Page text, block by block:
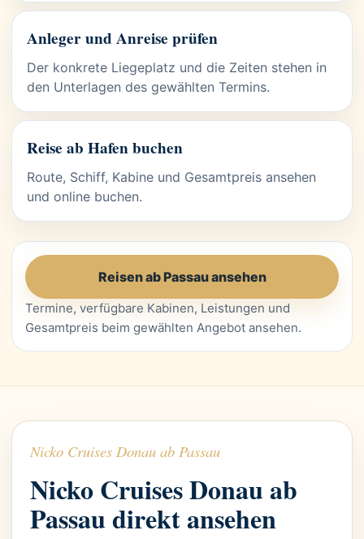
Anleger und Anreise prüfen
Der konkrete Liegeplatz und die Zeiten stehen in
den Unterlagen des gewählten Termins.
Reise ab Hafen buchen
Route, Schiff, Kabine und Gesamtpreis ansehen
und online buchen.
Reisen ab Passau ansehen
Termine, verfügbare Kabinen, Leistungen und
Gesamtpreis beim gewählten Angebot ansehen.
Nicko Cruises Donau ab Passau
Nicko Cruises Donau ab
Passau direkt ansehen